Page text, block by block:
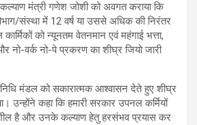
मंत्री गणेश जोशी को अवगत कराया कि
संस्था में 12 वर्ष या उससे अधिक की निरंतर
को न्यूनतम वेतनमान एवं महंगाई भत्ता,
नो-वर्क नो-पे प्रकरण का शीघ्र जियो जारी
मंडल को सकारात्मक आश्वासन देते हुए शीघ्र
उन्होंने कहा कि हमारी सरकार उपनल कर्मियों
है और उनके कल्याण हेतु हरसंभव प्रयास कर